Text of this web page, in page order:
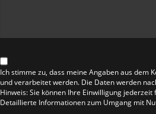
Ich stimme zu, dass meine Angaben aus
und verarbeitet werden. Die Daten werden
Hinweis: Sie können Ihre Einwilligung
Detaillierte Informationen zum Umgang mit